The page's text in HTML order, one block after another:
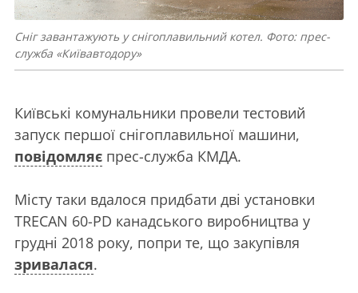
Сніг завантажують у снігоплавильний котел. Фото: прес-
служба «Київавтодору»
Київські комунальники провели тестовий
запуск першої снігоплавильної машини,
повідомляє прес-служба КМДА.
Місту таки вдалося придбати дві установки
TRECAN 60-PD канадського виробництва у
грудні 2018 року, попри те, що закупівля
зривалася.